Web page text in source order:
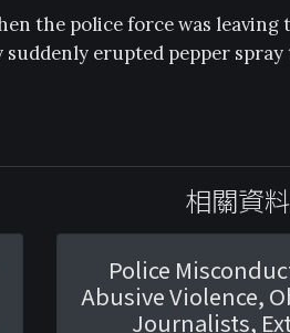
the police force was leaving
erupted pepper
相關資料
Police
Abusive Violence,
Journalists,